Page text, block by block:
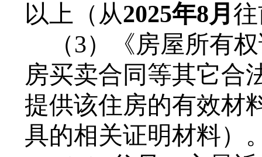
以上（从2025年8月
（3）
《房屋所有
房买卖合同等其它合
提供该住房的有效材
具的相关证明材料）